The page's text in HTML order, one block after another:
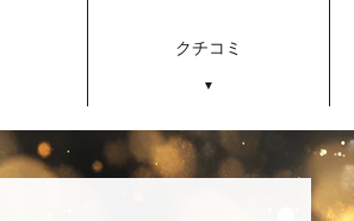
クチコミ
▼